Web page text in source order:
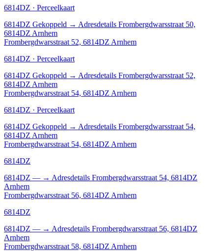
6814DZ · Perceelkaart
6814DZ Gekoppeld → Adresdetails Frombergdwarsstraat 50,
6814DZ Arnhem
Frombergdwarsstraat 52, 6814DZ Arnhem
6814DZ · Perceelkaart
6814DZ Gekoppeld → Adresdetails Frombergdwarsstraat 52,
6814DZ Arnhem
Frombergdwarsstraat 54, 6814DZ Arnhem
6814DZ · Perceelkaart
6814DZ Gekoppeld → Adresdetails Frombergdwarsstraat 54,
6814DZ Arnhem
Frombergdwarsstraat 54, 6814DZ Arnhem
6814DZ
6814DZ — → Adresdetails Frombergdwarsstraat 54, 6814DZ
Arnhem
Frombergdwarsstraat 56, 6814DZ Arnhem
6814DZ
6814DZ — → Adresdetails Frombergdwarsstraat 56, 6814DZ
Arnhem
Frombergdwarsstraat 58, 6814DZ Arnhem